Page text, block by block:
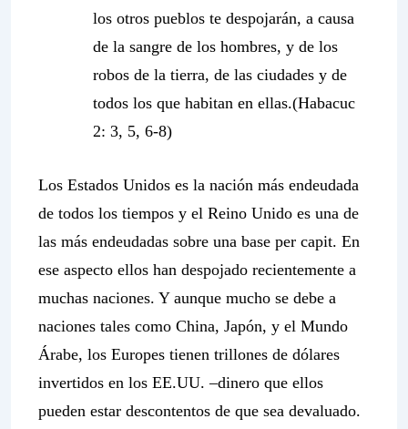
los otros pueblos te despojarán, a causa
de la sangre de los hombres, y de los
robos de la tierra, de las ciudades y de
todos los que habitan en ellas.(Habacuc
2: 3, 5, 6-8)
Los Estados Unidos es la nación más endeudada
de todos los tiempos y el Reino Unido es una de
las más endeudadas sobre una base per capit. En
ese aspecto ellos han despojado recientemente a
muchas naciones. Y aunque mucho se debe a
naciones tales como China, Japón, y el Mundo
Árabe, los Europes tienen trillones de dólares
invertidos en los EE.UU. –dinero que ellos
pueden estar descontentos de que sea devaluado.